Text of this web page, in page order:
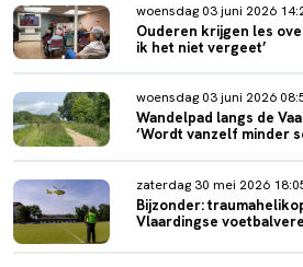
woensdag 03 juni 2026
Ouderen krijgen les
ik het niet vergeet’
woensdag 03 juni 2026
Wandelpad langs de
‘Wordt vanzelf minder
zaterdag 30 mei 2026
Bijzonder:
Vlaardingse